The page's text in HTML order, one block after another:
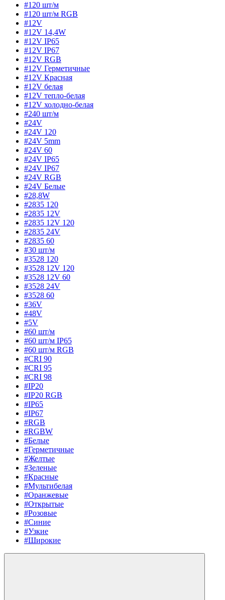
#120 шт/м
#120 шт/м RGB
#12V
#12V 14,4W
#12V IP65
#12V IP67
#12V RGB
#12V Герметичные
#12V Красная
#12V белая
#12V тепло-белая
#12V холодно-белая
#240 шт/м
#24V
#24V 120
#24V 5mm
#24V 60
#24V IP65
#24V IP67
#24V RGB
#24V Белые
#28,8W
#2835 120
#2835 12V
#2835 12V 120
#2835 24V
#2835 60
#30 шт/м
#3528 120
#3528 12V 120
#3528 12V 60
#3528 24V
#3528 60
#36V
#48V
#5V
#60 шт/м
#60 шт/м IP65
#60 шт/м RGB
#CRI 90
#CRI 95
#CRI 98
#IP20
#IP20 RGB
#IP65
#IP67
#RGB
#RGBW
#Белые
#Герметичные
#Желтые
#Зеленые
#Красные
#Мультибелая
#Оранжевые
#Открытые
#Розовые
#Синие
#Узкие
#Широкие